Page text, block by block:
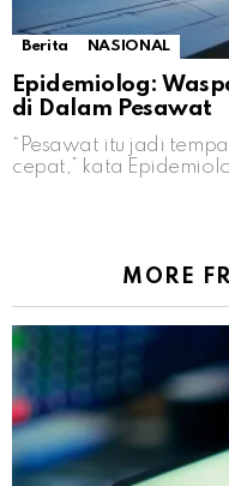
Berita NASIONAL
Epidemiolog:
di Dalam Pesawat
“Pesawat itu jadi
cepat,” kata
MORE